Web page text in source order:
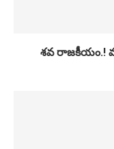
శవ రాజకీయం.!